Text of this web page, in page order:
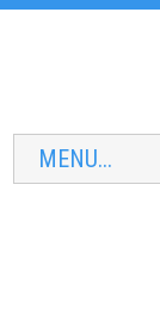
MENU...